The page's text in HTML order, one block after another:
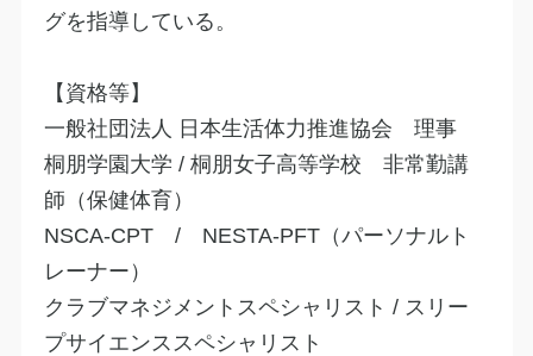
グを指導している。
【資格等】
一般社団法人 日本生活体力推進協会 理事
桐朋学園大学 / 桐朋女子高等学校 非常勤講
師（保健体育）
NSCA-CPT / NESTA‐PFT（パーソナルト
レーナー）
クラブマネジメントスペシャリスト / スリー
プサイエンススペシャリスト